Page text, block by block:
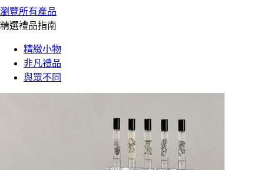
瀏覽所有產品
精選禮品指南
精緻小物
非凡禮品
與眾不同